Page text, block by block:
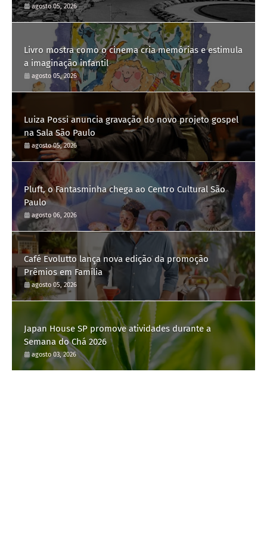
agosto 05, 2026
Livro mostra como o cinema cria memórias e estimula
a imaginação infantil
agosto 05, 2026
Luiza Possi anuncia gravação do novo projeto gospel
na Sala São Paulo
agosto 05, 2026
Pluft, o Fantasminha chega ao Centro Cultural São
Paulo
agosto 06, 2026
Café Evolutto lança nova edição da promoção
Prêmios em Família
agosto 05, 2026
Japan House SP promove atividades durante a
Semana do Chá 2026
agosto 03, 2026